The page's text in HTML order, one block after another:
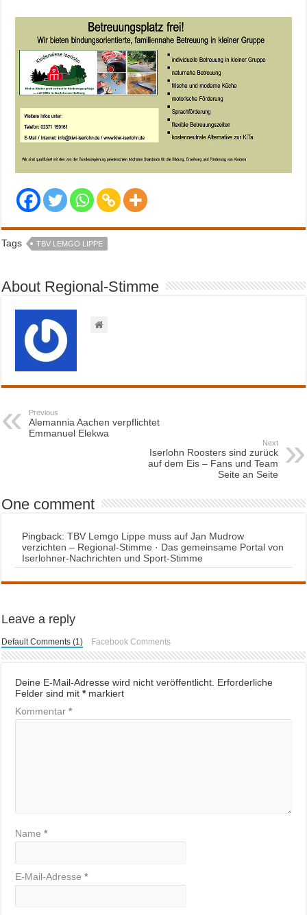
Tags TBV LEMGO LIPPE
About Regional-Stimme
Previous
Alemannia Aachen verpflichtet
Emmanuel Elekwa
Next
Iserlohn Roosters sind zurück
auf dem Eis – Fans und Team
Seite an Seite
One comment
Pingback:TBV Lemgo Lippe muss auf Jan Mudrow
verzichten – Regional-Stimme · Das gemeinsame Portal von
Iserlohner-Nachrichten und Sport-Stimme
Leave a reply
Default Comments (1) Facebook Comments
Deine E-Mail-Adresse wird nicht veröffentlicht. Erforderliche
Felder sind mit*markiert
Kommentar*
Name*
E-Mail-Adresse*